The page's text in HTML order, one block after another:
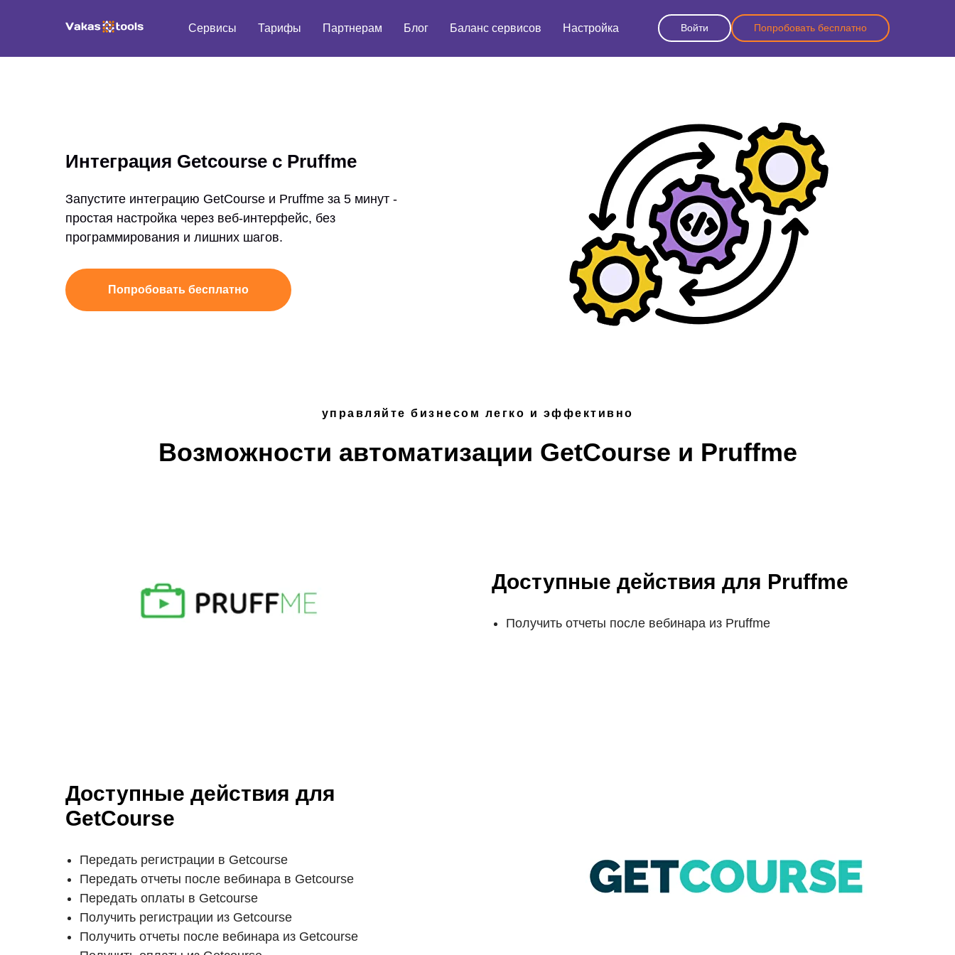
Сервисы Тарифы Партнерам Блог Баланс сервисов Настройка Войти Попробовать бесплатно
Интеграция Getcourse с Pruffme
Запустите интеграцию GetCourse и Pruffme за 5 минут -
простая настройка через веб-интерфейс, без
программирования и лишних шагов.
Попробовать бесплатно
управляйте бизнесом легко и эффективно
Возможности автоматизации GetCourse и Pruffme
Доступные действия для Pruffme
Получить отчеты после вебинара из Pruffme
Доступные действия для
GetCourse
Передать регистрации в Getcourse
Передать отчеты после вебинара в Getcourse
Передать оплаты в Getcourse
Получить регистрации из Getcourse
Получить отчеты после вебинара из Getcourse